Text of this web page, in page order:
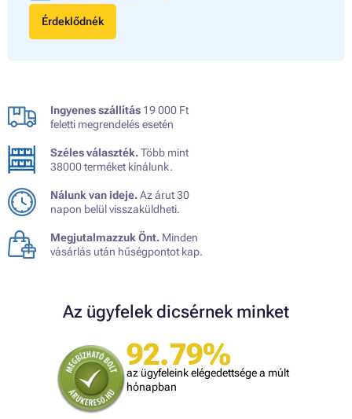
Érdeklődnék
Ingyenes szállítás 19 000 Ft
feletti megrendelés esetén
Széles választék.Több mint
38000 terméket kínálunk.
Nálunk van ideje.Az árut 30
napon belül visszaküldheti.
Megjutalmazzuk Önt. Minden
vásárlás után hűségpontot kap.
Az ügyfelek dicsérnek minket
92.79%
az ügyfeleink elégedettsége a múlt
hónapban